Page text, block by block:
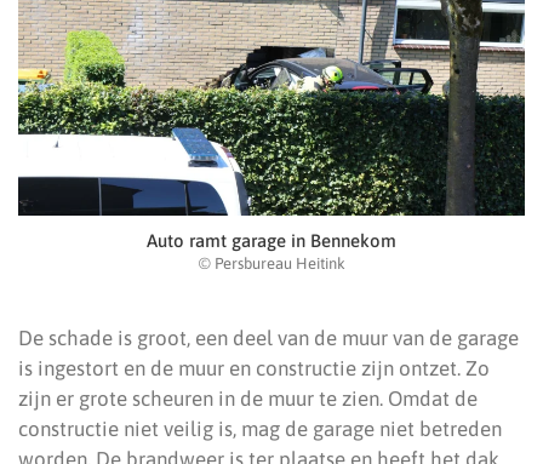
Auto ramt garage in Bennekom
© Persbureau Heitink
De schade is groot, een deel van de muur van de garage
is ingestort en de muur en constructie zijn ontzet. Zo
zijn er grote scheuren in de muur te zien. Omdat de
constructie niet veilig is, mag de garage niet betreden